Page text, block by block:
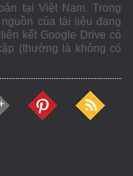
tại Việt Nam. Trong
của tài liệu đang
kết Google Drive có
(thường là không có